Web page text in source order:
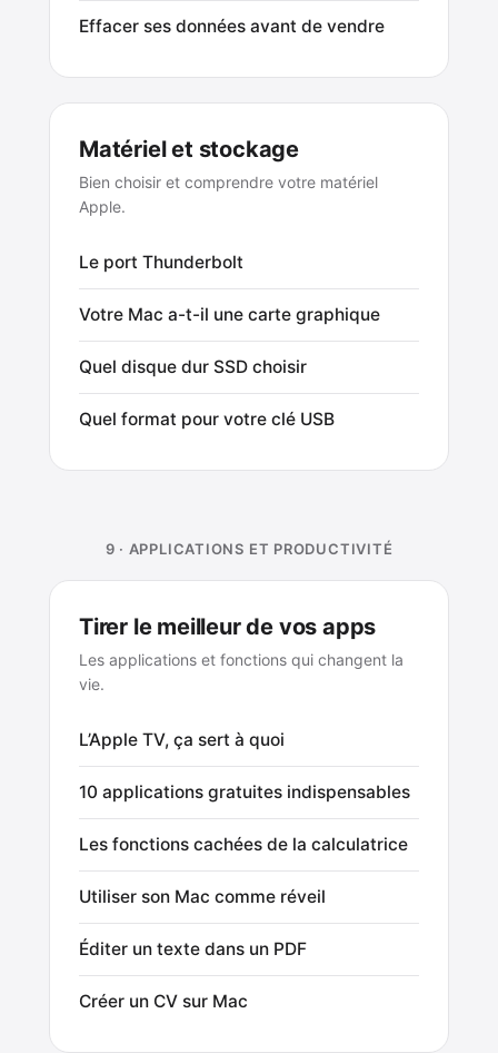
Effacer ses données avant de vendre
Matériel et stockage
Bien choisir et comprendre votre matériel
Apple.
Le port Thunderbolt
Votre Mac a-t-il une carte graphique
Quel disque dur SSD choisir
Quel format pour votre clé USB
9 · APPLICATIONS ET PRODUCTIVITÉ
Tirer le meilleur de vos apps
Les applications et fonctions qui changent la
vie.
L’Apple TV, ça sert à quoi
10 applications gratuites indispensables
Les fonctions cachées de la calculatrice
Utiliser son Mac comme réveil
Éditer un texte dans un PDF
Créer un CV sur Mac